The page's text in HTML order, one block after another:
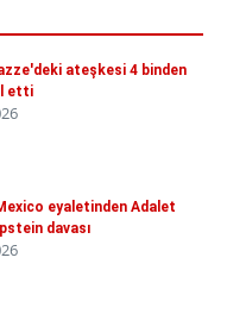
ateşkesi 4 binden
etti
eyaletinden Adalet
davası